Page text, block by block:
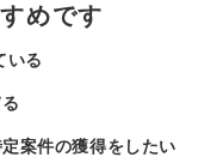
めです
いる
案件の獲得をしたい